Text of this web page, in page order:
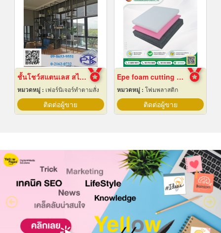
ชั้นโชว์สแตนเลส สไตล์ Modern
หมวดหมู่ : เฟอร์นิเจอร์ทำตามสั่ง
ติดต่อผู้ขาย
Epe foam cutting Pad
หมวดหมู่ : โฟมพลาสติก
ติดต่อผู้ขาย